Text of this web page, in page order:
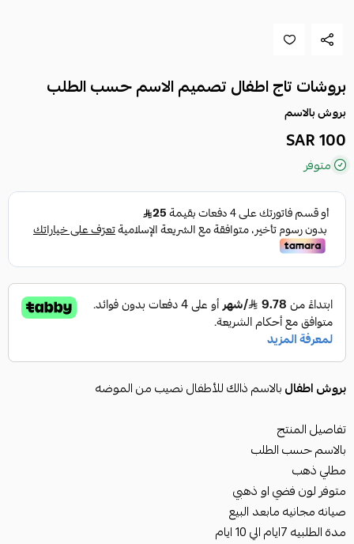
بروشات تاج اطفال تصميم الاسم حسب الطلب
بروش بالاسم
100 SAR
متوفر
بروش اطفالبالاسم ذالك للأطفال نصيب من الموضه
تفاصيل المنتج
بالاسم حسب الطلب
مطلي ذهب
متوفر لون فضي او ذهبي
صيانه مجانيه مابعد البيع
مدة الطلبيه 7ايام الي 10 ايام